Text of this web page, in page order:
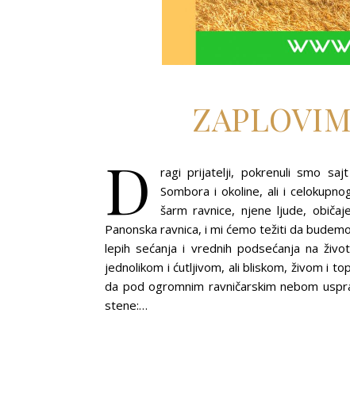
D
ragi prijatelji, pokrenuli smo
Sombora i okoline, ali i
šarm ravnice, njene ljude,
Panonska ravnica, i mi ćemo težiti da
lepih sećanja i vrednih podsećanja na
jednolikom i ćutljivom, ali bliskom, živom i
da pod ogromnim ravničarskim nebom
stene:…